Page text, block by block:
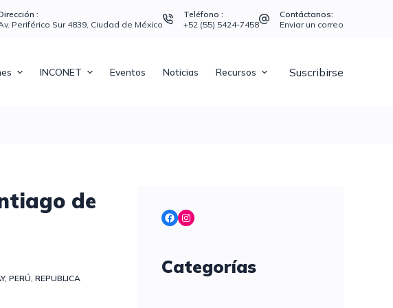
:
Periférico Sur 4839, Ciudad de México
Teléfono :
+52 (55) 5424-7458
Contáctanos:
Enviar un correo
INCONET Eventos Noticias Recursos Suscribirse
de
, PERÚ REPUBLICA
Facebook
Instagram
Categorías